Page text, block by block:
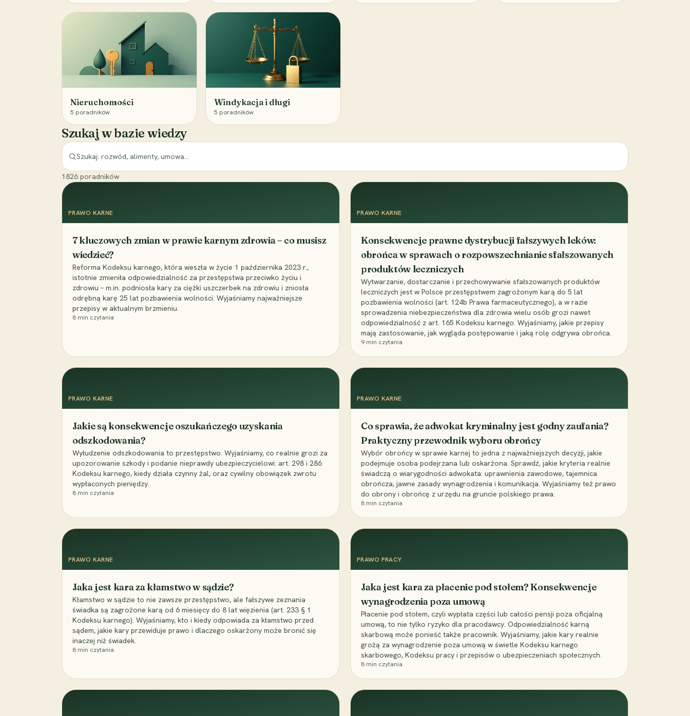
Nieruchomości
5 poradników
Windykacja i długi
5 poradników
Szukaj w bazie wiedzy
1826 poradników
PRAWO KARNE
7 kluczowych zmian w prawie karnym zdrowia – co musisz
wiedzieć?
Reforma Kodeksu karnego, która weszła w życie 1 października 2023 r.,
istotnie zmieniła odpowiedzialność za przestępstwa przeciwko życiu i
zdrowiu – m.in. podniosła kary za ciężki uszczerbek na zdrowiu i zniosła
odrębną karę 25 lat pozbawienia wolności. Wyjaśniamy najważniejsze
przepisy w aktualnym brzmieniu.
8 min czytania
PRAWO KARNE
Konsekwencje prawne dystrybucji fałszywych leków:
obrońca w sprawach o rozpowszechnianie sfałszowanych
produktów leczniczych
Wytwarzanie, dostarczanie i przechowywanie sfałszowanych produktów
leczniczych jest w Polsce przestępstwem zagrożonym karą do 5 lat
pozbawienia wolności (art. 124b Prawa farmaceutycznego), a w razie
sprowadzenia niebezpieczeństwa dla zdrowia wielu osób grozi nawet
odpowiedzialność z art. 165 Kodeksu karnego. Wyjaśniamy, jakie przepisy
mają zastosowanie, jak wygląda postępowanie i jaką rolę odgrywa obrońca.
9 min czytania
PRAWO KARNE
Jakie są konsekwencje oszukańczego uzyskania
odszkodowania?
Wyłudzenie odszkodowania to przestępstwo. Wyjaśniamy, co realnie grozi za
upozorowanie szkody i podanie nieprawdy ubezpieczycielowi: art. 298 i 286
Kodeksu karnego, kiedy działa czynny żal, oraz cywilny obowiązek zwrotu
wypłaconych pieniędzy.
8 min czytania
PRAWO KARNE
Co sprawia, że adwokat kryminalny jest godny zaufania?
Praktyczny przewodnik wyboru obrońcy
Wybór obrońcy w sprawie karnej to jedna z najważniejszych decyzji, jakie
podejmuje osoba podejrzana lub oskarżona. Sprawdź, jakie kryteria realnie
świadczą o wiarygodności adwokata: uprawnienia zawodowe, tajemnica
obrończa, jawne zasady wynagrodzenia i komunikacja. Wyjaśniamy też prawo
do obrony i obrońcę z urzędu na gruncie polskiego prawa.
8 min czytania
PRAWO KARNE
Jaka jest kara za kłamstwo w sądzie?
Kłamstwo w sądzie to nie zawsze przestępstwo, ale fałszywe zeznania
świadka są zagrożone karą od 6 miesięcy do 8 lat więzienia (art. 233 § 1
Kodeksu karnego). Wyjaśniamy, kto i kiedy odpowiada za kłamstwo przed
sądem, jakie kary przewiduje prawo i dlaczego oskarżony może bronić się
inaczej niż świadek.
8 min czytania
PRAWO PRACY
Jaka jest kara za płacenie pod stołem? Konsekwencje
wynagrodzenia poza umową
Płacenie pod stołem, czyli wypłata części lub całości pensji poza oficjalną
umową, to nie tylko ryzyko dla pracodawcy. Odpowiedzialność karną
skarbową może ponieść także pracownik. Wyjaśniamy, jakie kary realnie
grożą za wynagrodzenie poza umową w świetle Kodeksu karnego
skarbowego, Kodeksu pracy i przepisów o ubezpieczeniach społecznych.
8 min czytania